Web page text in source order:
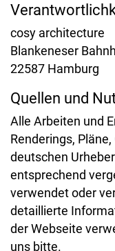
cosy architecture
Blankeneser
22587 Hamburg
Quellen und
Alle Arbeiten und
Renderings,
deutschen
entsprechend
verwendet oder
detaillierte
der Webseite
uns bitte.